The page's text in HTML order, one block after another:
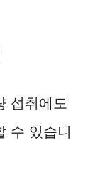
섭취에도
수 있습니